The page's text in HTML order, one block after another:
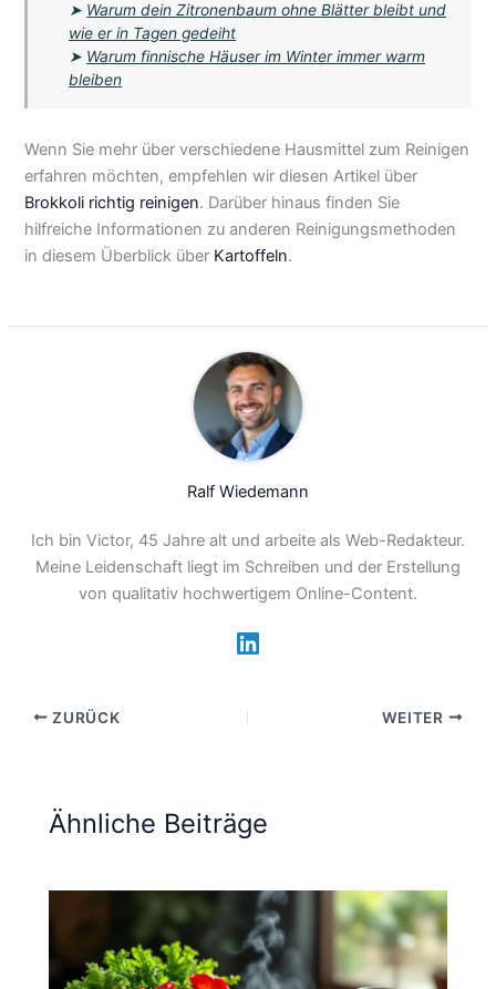
➤ Warum dein Zitronenbaum ohne Blätter bleibt und
wie er in Tagen gedeiht
➤ Warum finnische Häuser im Winter immer warm
bleiben
Wenn Sie mehr über verschiedene Hausmittel zum Reinigen
erfahren möchten, empfehlen wir diesen Artikel über
Brokkoli richtig reinigen. Darüber hinaus finden Sie
hilfreiche Informationen zu anderen Reinigungsmethoden
in diesem Überblick über Kartoffeln.
Ralf Wiedemann
Ich bin Victor, 45 Jahre alt und arbeite als Web-Redakteur.
Meine Leidenschaft liegt im Schreiben und der Erstellung
von qualitativ hochwertigem Online-Content.
ZURÜCK WEITER
Ähnliche Beiträge